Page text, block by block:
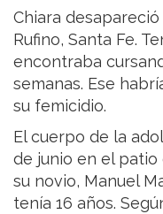
Chiara
Rufino, Santa Fe.
encontraba
semanas. Ese
su femicidio.
El cuerpo de la
de junio en el patio
su novio, Manuel
tenía 16 años.